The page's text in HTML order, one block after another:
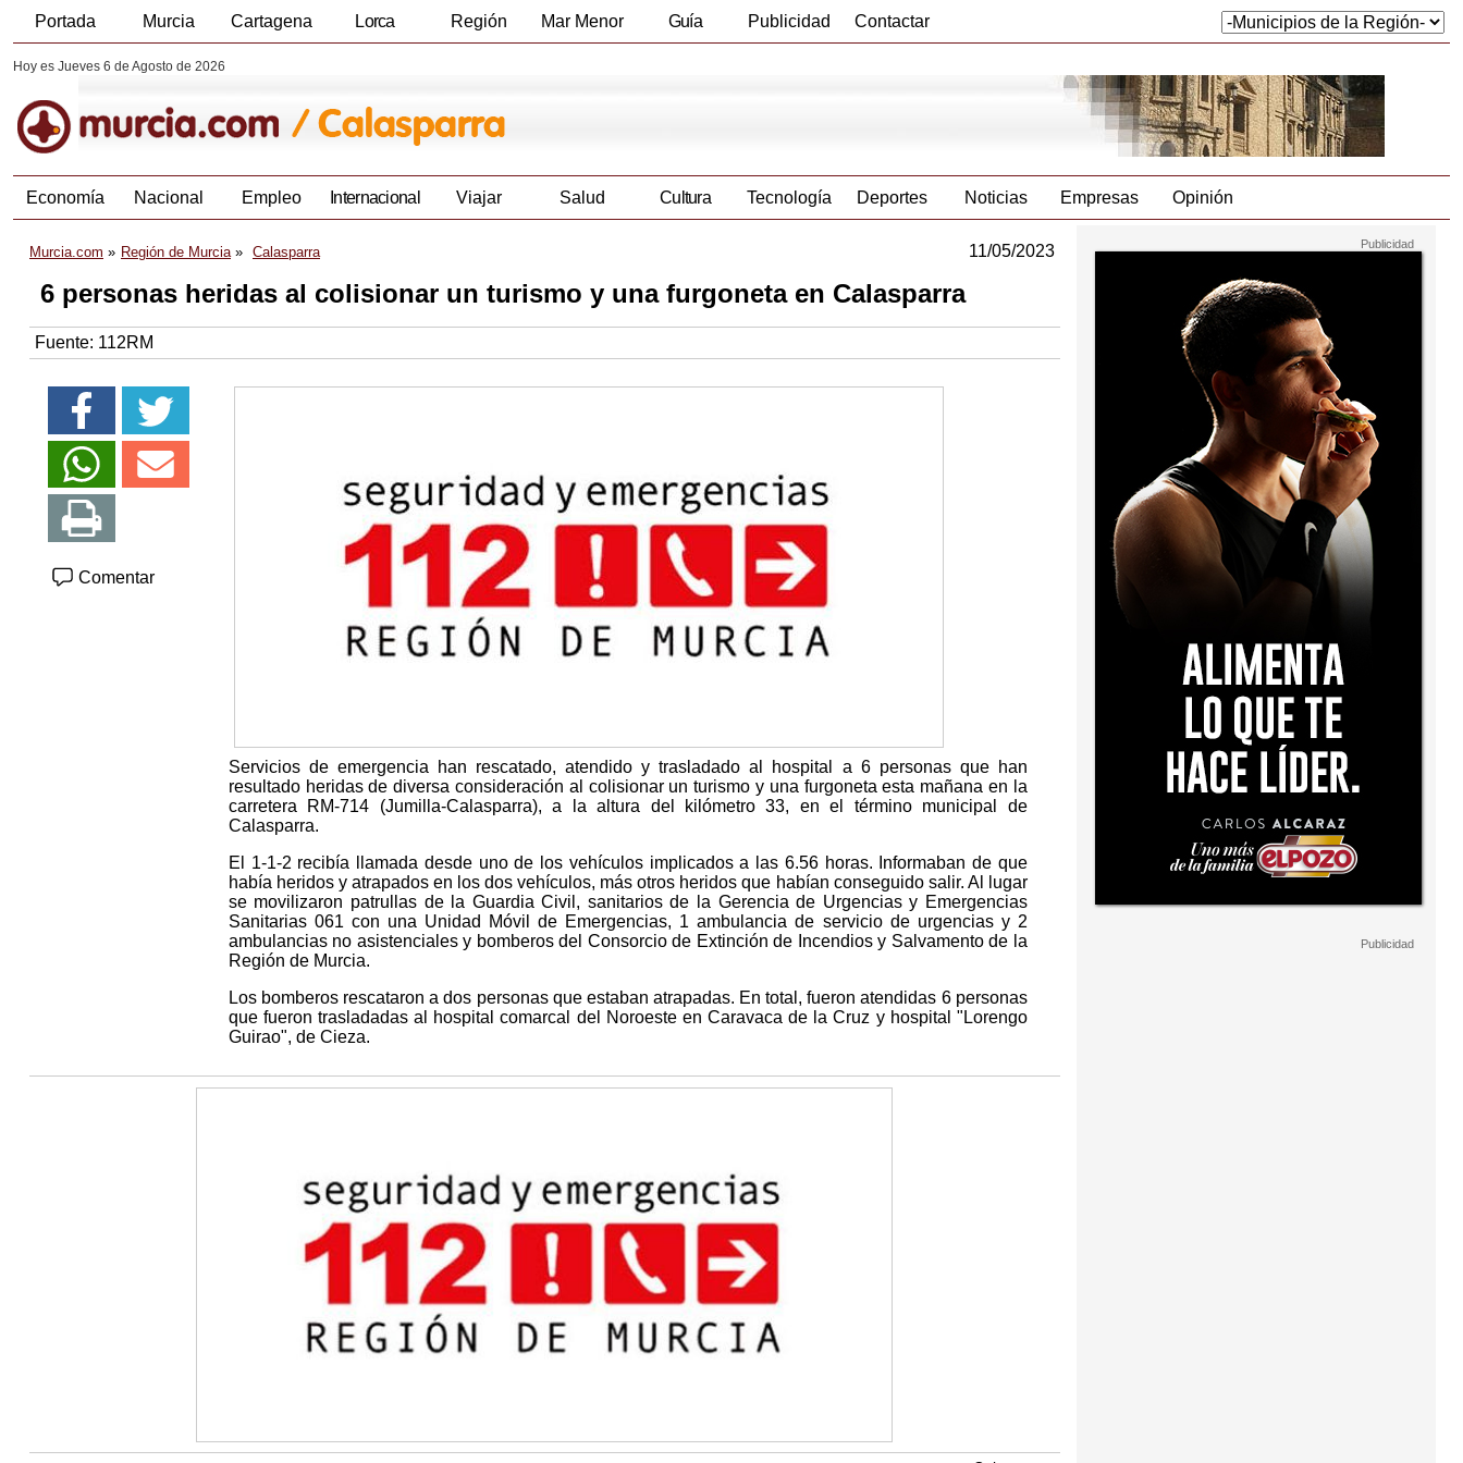
Portada Murcia Cartagena Lorca Región Mar Menor Guía Publicidad Contactar
Hoy es Jueves 6 de Agosto de 2026
Economía Nacional Empleo Internacional Viajar Salud Cultura Tecnología Deportes Noticias Empresas Opinión
Murcia.com Región de Murcia Calasparra 11/05/2023
6 personas heridas al colisionar un turismo y una furgoneta en Calasparra
Fuente: 112RM
Comentar
Servicios de emergencia han rescatado, atendido y trasladado al hospital a 6 personas que han
resultado heridas de diversa consideración al colisionar un turismo y una furgoneta esta mañana en la
carretera RM-714 (Jumilla-Calasparra), a la altura del kilómetro 33, en el término municipal de
Calasparra.
El 1-1-2 recibía llamada desde uno de los vehículos implicados a las 6.56 horas. Informaban de que
había heridos y atrapados en los dos vehículos, más otros heridos que habían conseguido salir. Al lugar
se movilizaron patrullas de la Guardia Civil, sanitarios de la Gerencia de Urgencias y Emergencias
Sanitarias 061 con una Unidad Móvil de Emergencias, 1 ambulancia de servicio de urgencias y 2
ambulancias no asistenciales y bomberos del Consorcio de Extinción de Incendios y Salvamento de la
Región de Murcia.
Los bomberos rescataron a dos personas que estaban atrapadas. En total, fueron atendidas 6 personas
que fueron trasladadas al hospital comarcal del Noroeste en Caravaca de la Cruz y hospital "Lorengo
Guirao", de Cieza.